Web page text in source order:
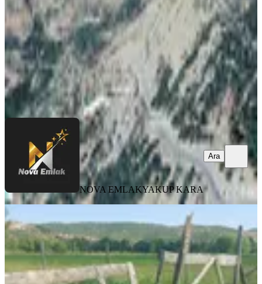
1485 m² ·1.684/m²· 22.06.2026
2.500.000 ₺
NOVA EMLAK YAKUP KARA
NOVA EMLAKYAKUP KARA
Ara
Yıldız Emlaktan Altınova Mah.
Satılık Tek Parsel Tarla
Onikişubat, Altınova Mahallesi
3009 m²
·2.325/m² · 24.05.2026